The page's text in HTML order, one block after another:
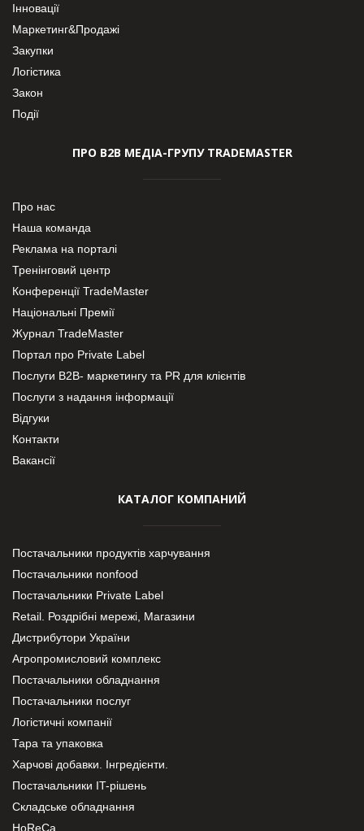
Інновації
Маркетинг&Продажі
Закупки
Логістика
Закон
Події
ПРО В2В МЕДІА-ГРУПУ TRADEMASTER
Про нас
Наша команда
Реклама на порталі
Тренінговий центр
Конференції TradeMaster
Національні Премії
Журнал TradeMaster
Портал про Private Label
Послуги В2В- маркетингу та PR для клієнтів
Послуги з надання інформації
Відгуки
Контакти
Вакансії
КАТАЛОГ КОМПАНИЙ
Постачальники продуктів харчування
Постачальники nonfood
Постачальники Private Label
Retail. Роздрібні мережі, Магазини
Дистрибутори України
Агропромисловий комплекс
Постачальники обладнання
Постачальники послуг
Логістичні компанії
Тара та упаковка
Харчові добавки. Інгредієнти.
Постачальники IT-рішень
Складське обладнання
HoReCa